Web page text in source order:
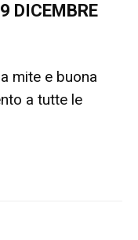
DICEMBRE
mite e buona
a tutte le